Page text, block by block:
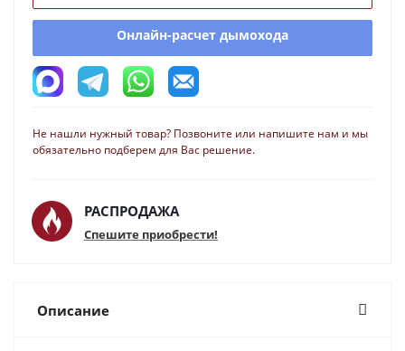
Онлайн-расчет дымохода
Не нашли нужный товар? Позвоните или напишите нам и мы
обязательно подберем для Вас решение.
РАСПРОДАЖА
Спешите приобрести!
Описание